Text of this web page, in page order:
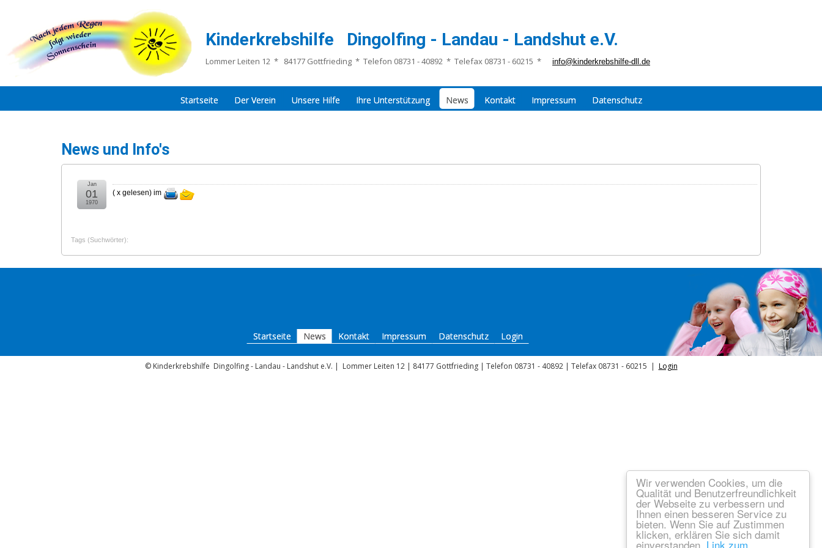
Wir verwenden Cookies, um die
Qualität und Benutzerfreundlichkeit
der Webseite zu verbessern und
Ihnen einen besseren Service zu
bieten. Wenn Sie auf Zustimmen
klicken, erklären Sie sich damit
einverstanden. Link zum
Kinderkrebshilfe Dingolfing - Landau - Landshut e.V.
Lommer Leiten 12 * 84177 Gottfrieding * Telefon 08731 - 40892 * Telefax 08731 - 60215 * info@kinderkrebshilfe-dll.de
Startseite Der Verein Unsere Hilfe Ihre Unterstützung News Kontakt Impressum Datenschutz
News und Info's
( x gelesen) im
Jan
01
1970
Tags (Suchwörter):
Startseite News Kontakt Impressum Datenschutz Login
© Kinderkrebshilfe Dingolfing - Landau - Landshut e.V. | Lommer Leiten 12 | 84177 Gottfrieding | Telefon 08731 - 40892 | Telefax 08731 - 60215 | Login